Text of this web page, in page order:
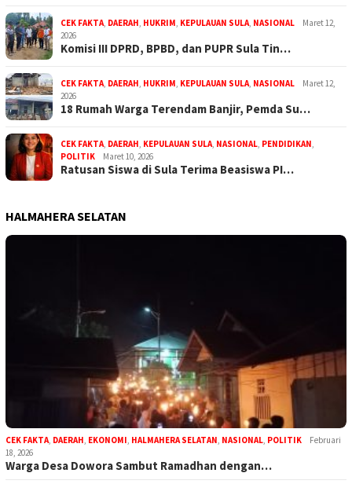
CEK FAKTA, DAERAH, HUKRIM, KEPULAUAN SULA, NASIONAL
Maret 12,
2026
Komisi III DPRD, BPBD, dan PUPR Sula Tin…
CEK FAKTA, DAERAH, HUKRIM, KEPULAUAN SULA, NASIONAL
Maret 12,
2026
18 Rumah Warga Terendam Banjir, Pemda Su…
CEK FAKTA, DAERAH, KEPULAUAN SULA, NASIONAL, PENDIDIKAN,
POLITIK
Maret 10, 2026
Ratusan Siswa di Sula Terima Beasiswa PI…
HALMAHERA SELATAN
CEK FAKTA, DAERAH, EKONOMI, HALMAHERA SELATAN, NASIONAL, POLITIK
Februari
18, 2026
Warga Desa Dowora Sambut Ramadhan dengan…